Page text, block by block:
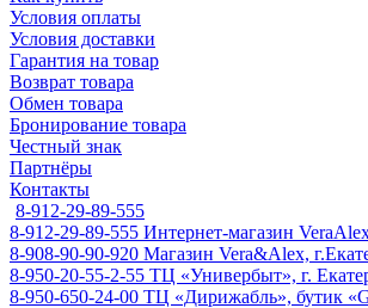
Условия оплаты
Условия доставки
Гарантия на товар
Возврат товара
Обмен товара
Бронирование товара
Честный знак
Партнёры
Контакты
8-912-29-89-555
8-912-29-89-555 Интернет-магазин
8-908-90-90-920 Магазин Vera&Alex,
8-950-20-55-2-55 ТЦ «Универбыт», г.
8-950-650-24-00 ТЦ «Дирижабль», бутик